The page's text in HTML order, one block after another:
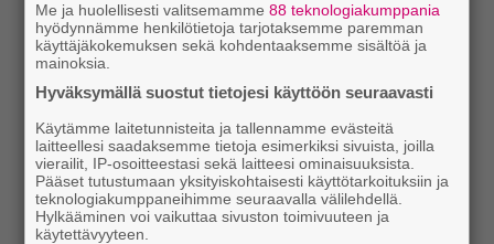
Me ja huolellisesti valitsemamme88 teknologiakumppania
hyödynnämme henkilötietoja tarjotaksemme paremman
käyttäjäkokemuksen sekä kohdentaaksemme sisältöä ja
mainoksia.
Hyväksymällä suostut tietojesi käyttöön seuraavasti
Käytämme laitetunnisteita ja tallennamme evästeitä
laitteellesi saadaksemme tietoja esimerkiksi sivuista, joilla
vierailit, IP-osoitteestasi sekä laitteesi ominaisuuksista.
Pääset tutustumaan yksityiskohtaisesti käyttötarkoituksiin ja
teknologiakumppaneihimme seuraavalla välilehdellä.
Hylkääminen voi vaikuttaa sivuston toimivuuteen ja
käytettävyyteen.